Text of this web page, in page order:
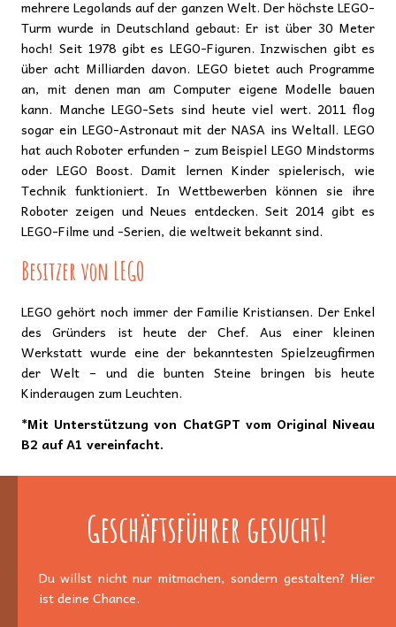
mehrere Legolands auf der ganzen Welt. Der höchste LEGO-
Turm wurde in Deutschland gebaut: Er ist über 30 Meter
hoch! Seit 1978 gibt es LEGO-Figuren. Inzwischen gibt es
über acht Milliarden davon. LEGO bietet auch Programme
an, mit denen man am Computer eigene Modelle bauen
kann. Manche LEGO-Sets sind heute viel wert. 2011 flog
sogar ein LEGO-Astronaut mit der NASA ins Weltall. LEGO
hat auch Roboter erfunden – zum Beispiel LEGO Mindstorms
oder LEGO Boost. Damit lernen Kinder spielerisch, wie
Technik funktioniert. In Wettbewerben können sie ihre
Roboter zeigen und Neues entdecken. Seit 2014 gibt es
LEGO-Filme und -Serien, die weltweit bekannt sind.
Besitzer von LEGO
LEGO gehört noch immer der Familie Kristiansen. Der Enkel
des Gründers ist heute der Chef. Aus einer kleinen
Werkstatt wurde eine der bekanntesten Spielzeugfirmen
der Welt – und die bunten Steine bringen bis heute
Kinderaugen zum Leuchten.
*Mit Unterstützung von ChatGPT vom Original Niveau
B2 auf A1 vereinfacht.
Geschäftsführer gesucht!
Du willst nicht nur mitmachen, sondern gestalten? Hier
ist deine Chance.